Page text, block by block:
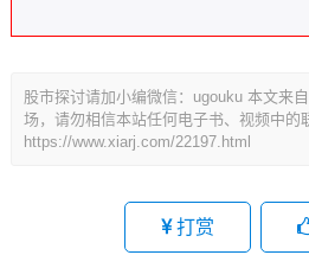
股市探讨请加小编微信：ugouku 本文来
场，请勿相信本站任何电子书、视频中的
https://www.xiarj.com/22197.html
打赏